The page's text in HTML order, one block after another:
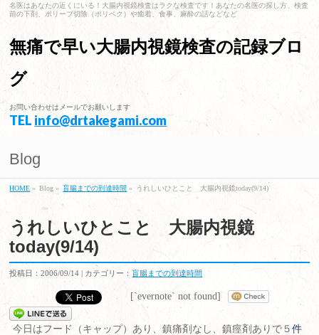
名医はあなたの近くにいる！大腸内視鏡検査はラクな検査です！あなたの名医の探し方、検査
前の下剤、ポリープ切除（ポリペク）や癒着、食事、麻酔の話などなど
無痛で早い大腸内視鏡検査の記録ブロ
グ
お問い合わせはメールでお願いします
TEL info@drtakegami.com
Blog
HOME » Blog » 盲腸までの到達時間 » うれしいひとこと 大腸内視鏡today(9/14)
うれしいひとこと 大腸内視鏡
today(9/14)
投稿日：2006/09/14 | カテゴリー：盲腸までの到達時間
[`evernote` not found]
今日はフード（キャップ）あり、鎮痛剤なし、鎮痙剤ありで５件